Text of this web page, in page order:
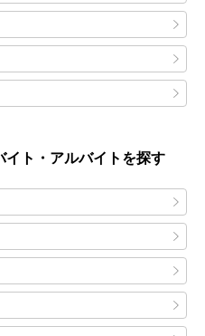
イト・アルバイトを探す